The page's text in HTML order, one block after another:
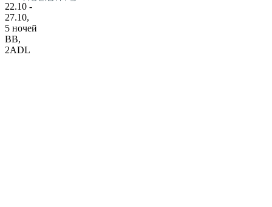
22.10 -
27.10,
5 ночей
BB,
2ADL